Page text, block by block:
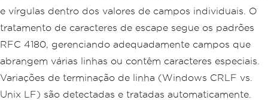
e vírgulas dentro dos valores de campos individuais. O
tratamento de caracteres de escape segue os padrões
RFC 4180, gerenciando adequadamente campos que
abrangem várias linhas ou contêm caracteres especiais.
Variações de terminação de linha (Windows CRLF vs.
Unix LF) são detectadas e tratadas automaticamente.